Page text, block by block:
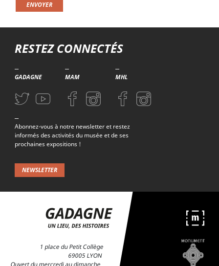
RESTEZ CONNECTÉS
GADAGNE
Aller sur la page Twitter (nouvelle fenetre)
Aller sur la page Youtube (nouvelle fenetre)
MAM
Aller sur la page Facebook (nouvelle fenetre)
Aller sur la page Instagram (nouvelle fenetre)
MHL
Aller sur la page Facebook (nouvelle
Aller sur la page Instagram
Abonnez-vous à notre newsletter et restez
informés des activités du musée et de ses
prochaines expositions !
NEWSLETTER
1 place du Petit Collège
69005 LYON
Ouvert du mercredi au dimanche